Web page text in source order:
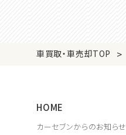
車買取・車売却TOP >
HOME
カーセブンからのお知らせ